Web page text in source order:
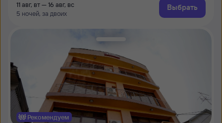
11 авг, вт — 16 авг, вс
5 ночей, за двоих
Выбрать
Рекомендуем